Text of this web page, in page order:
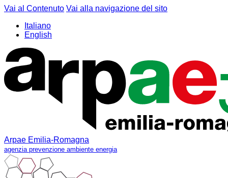
Vai al Contenuto Vai alla navigazione del sito
Italiano
English
Arpae Emilia-Romagna
agenzia prevenzione ambiente energia